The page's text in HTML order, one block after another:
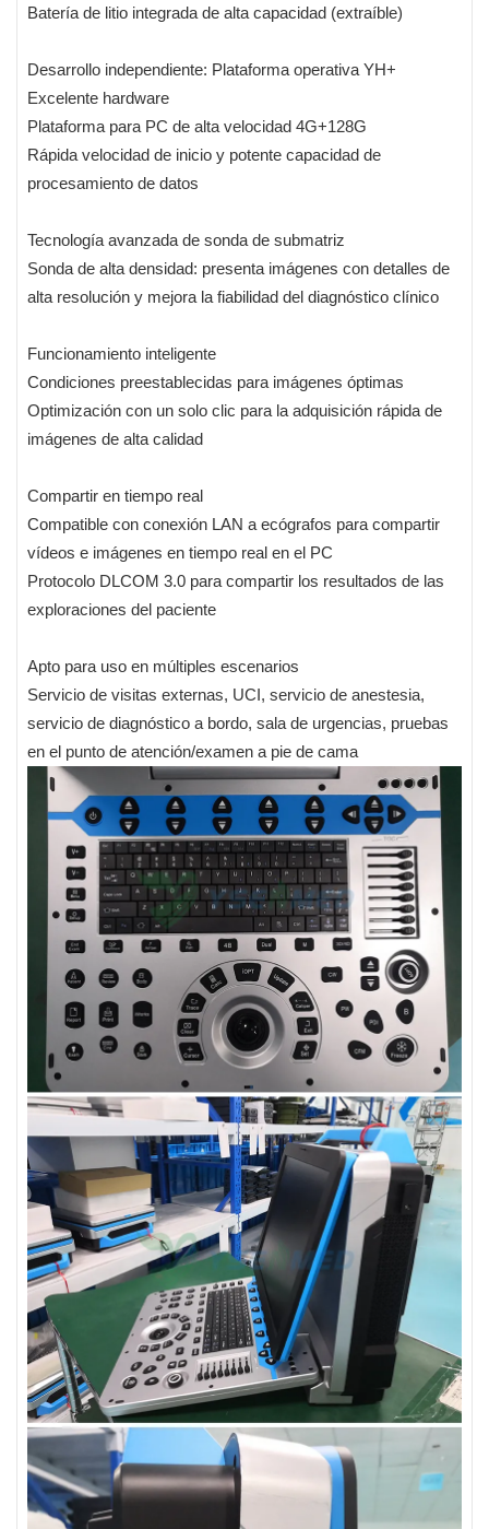
Batería de litio integrada de alta capacidad (extraíble)
Desarrollo independiente: Plataforma operativa YH+
Excelente hardware
Plataforma para PC de alta velocidad 4G+128G
Rápida velocidad de inicio y potente capacidad de
procesamiento de datos
Tecnología avanzada de sonda de submatriz
Sonda de alta densidad: presenta imágenes con detalles de
alta resolución y mejora la fiabilidad del diagnóstico clínico
Funcionamiento inteligente
Condiciones preestablecidas para imágenes óptimas
Optimización con un solo clic para la adquisición rápida de
imágenes de alta calidad
Compartir en tiempo real
Compatible con conexión LAN a ecógrafos para compartir
vídeos e imágenes en tiempo real en el PC
Protocolo DLCOM 3.0 para compartir los resultados de las
exploraciones del paciente
Apto para uso en múltiples escenarios
Servicio de visitas externas, UCI, servicio de anestesia,
servicio de diagnóstico a bordo, sala de urgencias, pruebas
en el punto de atención/examen a pie de cama